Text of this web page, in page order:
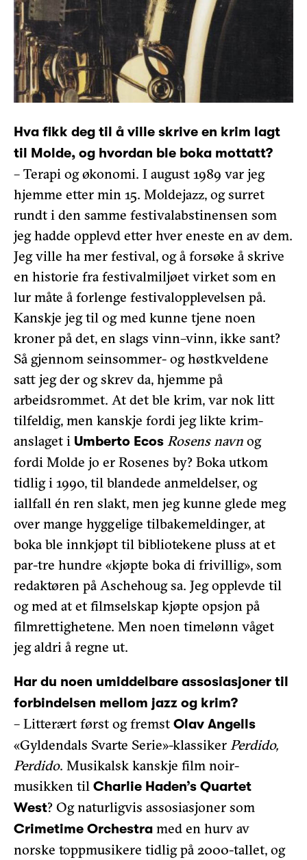
Hva fikk deg til å ville skrive en krim lagt
til Molde, og hvordan ble boka mottatt?
– Terapi og økonomi. I august 1989 var jeg
hjemme etter min 15. Moldejazz, og surret
rundt i den samme festivalabstinensen som
jeg hadde opplevd etter hver eneste en av dem.
Jeg ville ha mer festival, og å forsøke å skrive
en historie fra festivalmiljøet virket som en
lur måte å forlenge festivalopplevelsen på.
Kanskje jeg til og med kunne tjene noen
kroner på det, en slags vinn–vinn, ikke sant?
Så gjennom seinsommer- og høstkveldene
satt jeg der og skrev da, hjemme på
arbeidsrommet. At det ble krim, var nok litt
tilfeldig, men kanskje fordi jeg likte krim-
anslaget i Umberto Ecos Rosens navn og
fordi Molde jo er Rosenes by? Boka utkom
tidlig i 1990, til blandede anmeldelser, og
iallfall én ren slakt, men jeg kunne glede meg
over mange hyggelige tilbakemeldinger, at
boka ble innkjøpt til bibliotekene pluss at et
par-tre hundre «kjøpte boka di frivillig», som
redaktøren på Aschehoug sa. Jeg opplevde til
og med at et filmselskap kjøpte opsjon på
filmrettighetene. Men noen timelønn våget
jeg aldri å regne ut.
Har du noen umiddelbare assosiasjoner til
forbindelsen mellom jazz og krim?
– Litterært først og fremst Olav Angells
«Gyldendals Svarte Serie»-klassiker Perdido,
Perdido. Musikalsk kanskje film noir-
musikken til Charlie Haden’s Quartet
West? Og naturligvis assosiasjoner som
Crimetime Orchestra med en hurv av
norske toppmusikere tidlig på 2000-tallet, og